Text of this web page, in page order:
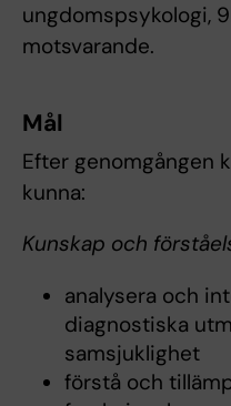
ungdomspsykologi,
motsvarande.
Mål
Efter genomgången
kunna:
Kunskap och
analysera och
diagnostiska
samsjuklighet
förstå och